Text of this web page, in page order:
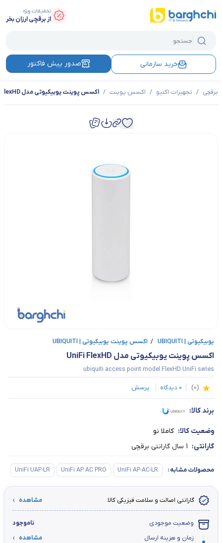
تخفیفات ویژه
از برقچی ارزان بخر
خرید سازمانی صدور پیش فاکتور
برقچی / تجهیزات اکتیو / اکسس پوینت / اکسس پوینت یوبیکیوتی مدل UniFi FlexHD
یوبیکیوتی | UBIQUITI / اکسس پوینت یوبیکیوتی | UBIQUITI
اکسس پوینت یوبیکیوتی مدل UniFi FlexHD
ubiquiti access point model FlexHD UniFi series
(
0
)
0 دیدگاه پرسش
برند کالا:
وضعیت کالا: کاملا نو
گارانتی: 1 سال گارانتی برقچی
محصولات مشابه:
UniFi AP-AC-LR
UniFi AP AC PRO
UniFi UAP-LR
گارانتی اصالت و سلامت فیزیکی کالا مشاهده
وضعیت موجودی
ناموجود
زمان و هزینه ارسال
مشاهده